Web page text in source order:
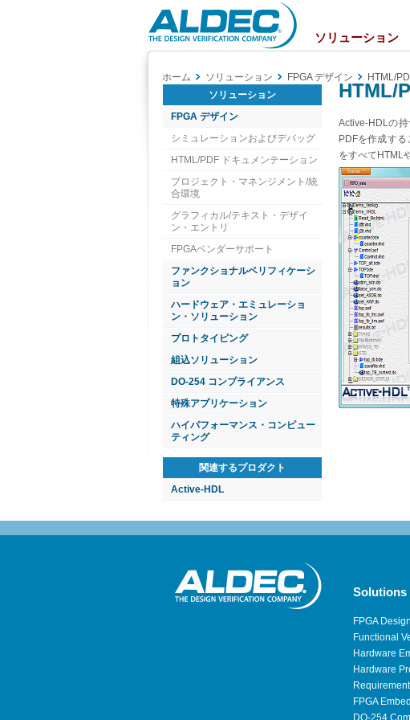
Aldec
Logo
ソリューション
ホーム ソリューション FPGA デザイン
HTML/
ソリューション
FPGA デザイン
シミュレーションおよびデバッグ
HTML/PDF ドキュメンテーション
プロジェクト・マネンジメント/統
合環境
グラフィカル/テキスト・デザイ
ン・エントリ
FPGAベンダーサポート
ファンクショナルベリフィケーシ
ョン
ハードウェア・エミュレーショ
ン・ソリューション
プロトタイピング
組込ソリューション
DO-254 コンプライアンス
特殊アプリケーション
ハイパフォーマンス・コンピュー
ティング
関連するプロダクト
Active-HDL
HTML/
Active-HDLの
PDFを作成す
をすべてHTML
Solutions
FPGA Design
Functional
Hardware
Hardware
FPGA
DO-254